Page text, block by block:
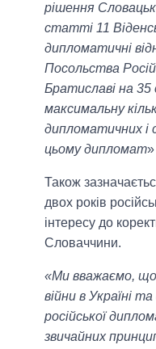
рішення
статті 11
дипломатичні
Посольства
Братиславі на 35
максимальну
дипломатичних і
цьому дипломат
Також
двох років
інтересу до
Словаччини.
«Ми вважаємо,
війни в Україні
російської
звичайних